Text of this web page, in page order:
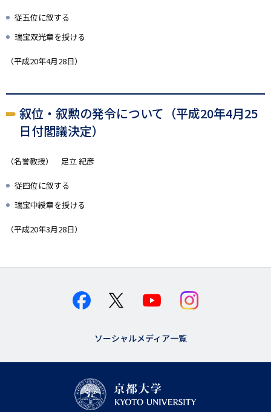
従五位に叙する
瑞宝双光章を授ける
（平成20年4月28日）
叙位・叙勲の発令について（平成20年4月25
日付閣議決定）
（名誉教授） 足立 紀彦
従四位に叙する
瑞宝中綬章を授ける
（平成20年3月28日）
ソーシャルメディア一覧